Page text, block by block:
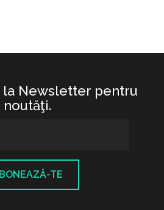
la Newsletter pentru
noutăţi.
TE